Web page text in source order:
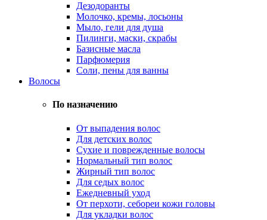
Дезодоранты
Молочко, кремы, лосьоны
Мыло, гели для душа
Пилинги, маски, скрабы
Базисные масла
Парфюмерия
Соли, пены для ванны
Волосы
По назначению
От выпадения волос
Для детских волос
Сухие и поврежденные волосы
Нормальный тип волос
Жирный тип волос
Для седых волос
Ежедневный уход
От перхоти, себореи кожи головы
Для укладки волос